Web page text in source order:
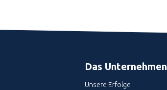
Das Unternehmen
Unsere Erfolge